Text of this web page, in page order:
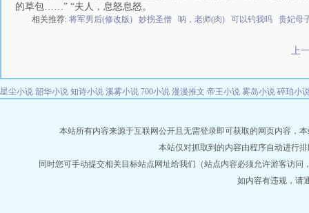
的草包……” “夫人，息怒息怒。
相关推荐: 将军男后(修改版) 妙拐圣僧 呐，老师(肉) 可以钓我吗 贵妃母
上
星尘小说 韶华小说 知诗小说 溪雾小说 700小说 漫漫推文 帝王小说 雾岛小说 碎珀小
本站所有内容来源于互联网公开且无需登录即可获取的网页内容，
本站仅对抓取到的内容由程序自动进行
同时您可手动提交相关目标站点网址给我们（站点内容必须允许游客访
如内容有违规，请